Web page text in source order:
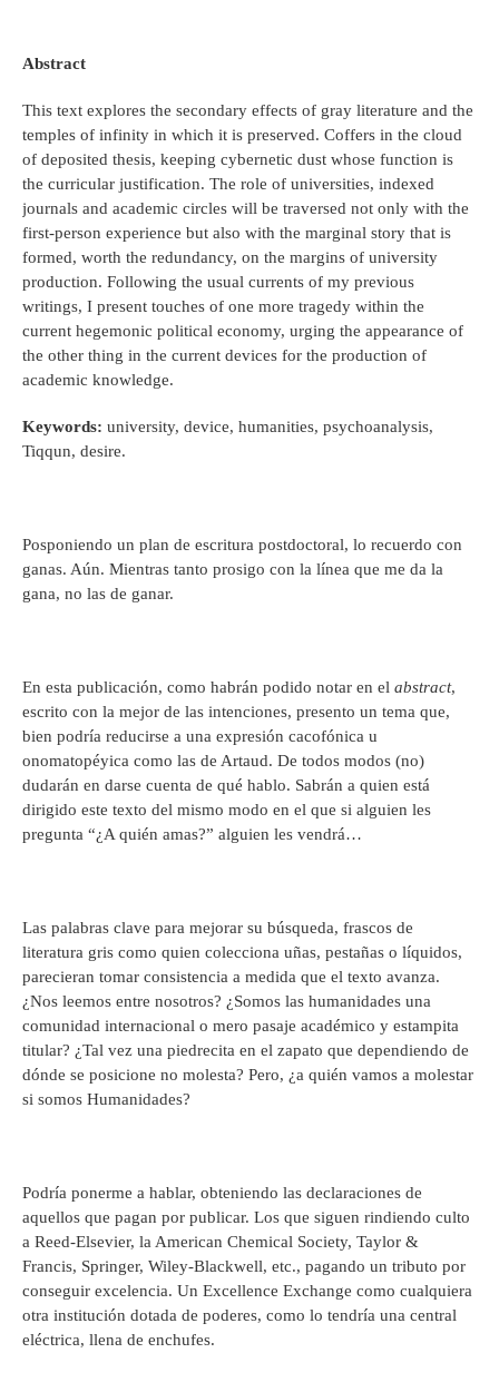
Abstract
This text explores the secondary effects of gray literature and the
temples of infinity in which it is preserved. Coffers in the cloud
of deposited thesis, keeping cybernetic dust whose function is
the curricular justification. The role of universities, indexed
journals and academic circles will be traversed not only with the
first-person experience but also with the marginal story that is
formed, worth the redundancy, on the margins of university
production. Following the usual currents of my previous
writings, I present touches of one more tragedy within the
current hegemonic political economy, urging the appearance of
the other thing in the current devices for the production of
academic knowledge.
Keywords: university, device, humanities, psychoanalysis,
Tiqqun, desire.
Posponiendo un plan de escritura postdoctoral, lo recuerdo con
ganas. Aún. Mientras tanto prosigo con la línea que me da la
gana, no las de ganar.
En esta publicación, como habrán podido notar en el abstract,
escrito con la mejor de las intenciones, presento un tema que,
bien podría reducirse a una expresión cacofónica u
onomatopéyica como las de Artaud. De todos modos (no)
dudarán en darse cuenta de qué hablo. Sabrán a quien está
dirigido este texto del mismo modo en el que si alguien les
pregunta “¿A quién amas?” alguien les vendrá…
Las palabras clave para mejorar su búsqueda, frascos de
literatura gris como quien colecciona uñas, pestañas o líquidos,
parecieran tomar consistencia a medida que el texto avanza.
¿Nos leemos entre nosotros? ¿Somos las humanidades una
comunidad internacional o mero pasaje académico y estampita
titular? ¿Tal vez una piedrecita en el zapato que dependiendo de
dónde se posicione no molesta? Pero, ¿a quién vamos a molestar
si somos Humanidades?
Podría ponerme a hablar, obteniendo las declaraciones de
aquellos que pagan por publicar. Los que siguen rindiendo culto
a Reed-Elsevier, la American Chemical Society, Taylor &
Francis, Springer, Wiley-Blackwell, etc., pagando un tributo por
conseguir excelencia. Un Excellence Exchange como cualquiera
otra institución dotada de poderes, como lo tendría una central
eléctrica, llena de enchufes.